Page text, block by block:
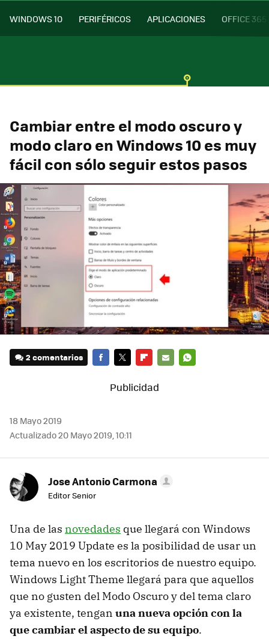
WINDOWS 10 PERIFÉRICOS APLICACIONES OFFICE 365
Cambiar entre el modo oscuro y
modo claro en Windows 10 es muy
fácil con sólo seguir estos pasos
2 comentarios
MAIL
18 Mayo 2019
Actualizado 20 Mayo 2019, 10:11
Jose Antonio Carmona
Editor Senior
Una de las novedades que llegará con Windows
10 May 2019 Update es la posibilidad de usar un
tema nuevo en los escritorios de nuestro equipo.
Windows Light Theme llegará para que aquellos
que no gusten del Modo Oscuro y del tema claro
ya existente, tengan una nueva opción con la
que cambiar el aspecto de su equipo.